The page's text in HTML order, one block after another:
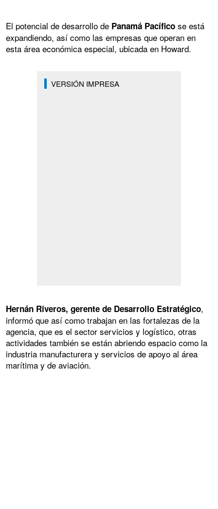
El potencial de desarrollo de Panamá Pacífico se está
expandiendo, así como las empresas que operan en
esta área económica especial, ubicada en Howard.
VERSIÓN IMPRESA
Hernán Riveros, gerente de Desarrollo Estratégico,
informó que así como trabajan en las fortalezas de la
agencia, que es el sector servicios y logístico, otras
actividades también se están abriendo espacio como la
industria manufacturera y servicios de apoyo al área
marítima y de aviación.